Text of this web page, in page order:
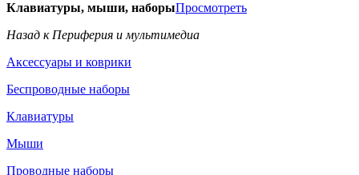
Клавиатуры, мыши, наборыПросмотреть
Назад к Периферия и мультимедиа
Аксессуары и коврики
Беспроводные наборы
Клавиатуры
Мыши
Проводные наборы